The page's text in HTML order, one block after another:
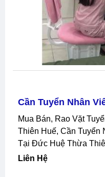
Minh, TUYỂN GIÚP
Chí Minh